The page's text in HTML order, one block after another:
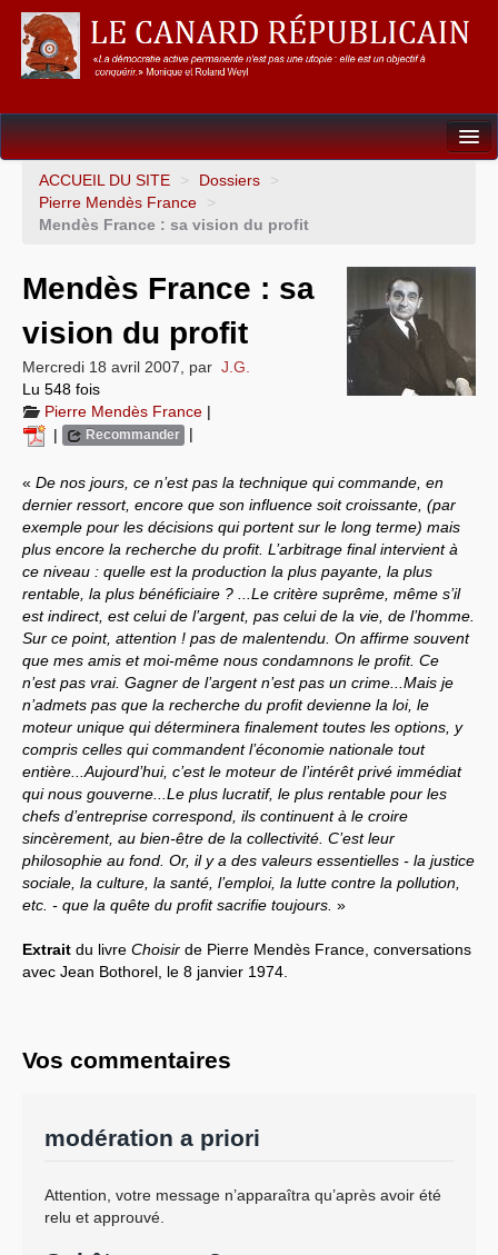
Dossiers
L’Union européenne
Gouvernance mondiale & mondialisation
International
Résistances
L’Empire américain
Systèmes & société sous contrôle
Nouvelles de l’antirépublique
Crises "Covid-19 & H1N1"
Guerre en Ukraine
ACCUEIL DU SITE > Dossiers
>
Pierre Mendès France
>
Mendès France : sa vision du profit
Mendès France : sa
vision du profit
Mercredi 18 avril 2007 par J.G.
Lu 548 fois
Pierre Mendès France |
|
Recommander |
« De nos jours, ce n’est pas la technique qui commande, en
dernier ressort, encore que son influence soit croissante, (par
exemple pour les décisions qui portent sur le long terme) mais
plus encore la recherche du profit. L’arbitrage final intervient à
ce niveau : quelle est la production la plus payante, la plus
rentable, la plus bénéficiaire ? ...Le critère suprême, même s’il
est indirect, est celui de l’argent, pas celui de la vie, de l’homme.
Sur ce point, attention ! pas de malentendu. On affirme souvent
que mes amis et moi-même nous condamnons le profit. Ce
n’est pas vrai. Gagner de l’argent n’est pas un crime...Mais je
n’admets pas que la recherche du profit devienne la loi, le
moteur unique qui déterminera finalement toutes les options, y
compris celles qui commandent l’économie nationale tout
entière...Aujourd’hui, c’est le moteur de l’intérêt privé immédiat
qui nous gouverne...Le plus lucratif, le plus rentable pour les
chefs d’entreprise correspond, ils continuent à le croire
sincèrement, au bien-être de la collectivité. C’est leur
philosophie au fond. Or, il y a des valeurs essentielles - la justice
sociale, la culture, la santé, l’emploi, la lutte contre la pollution,
etc. - que la quête du profit sacrifie toujours. »
Extrait du livre Choisir de Pierre Mendès France, conversations
avec Jean Bothorel, le 8 janvier 1974.
Vos commentaires
modération a priori
Attention, votre message n’apparaîtra qu’après avoir été
relu et approuvé.